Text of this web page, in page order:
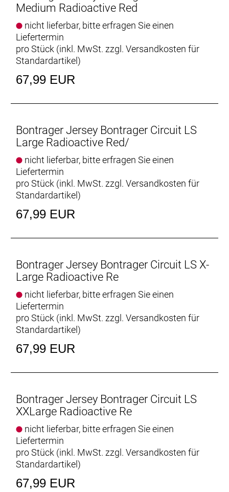
Medium Radioactive Red
nicht lieferbar, bitte erfragen Sie einen
Liefertermin
pro Stück (inkl. MwSt. zzgl. Versandkosten für
Standardartikel)
67,99 EUR
Bontrager Jersey Bontrager Circuit LS
Large Radioactive Red/
nicht lieferbar, bitte erfragen Sie einen
Liefertermin
pro Stück (inkl. MwSt. zzgl. Versandkosten für
Standardartikel)
67,99 EUR
Bontrager Jersey Bontrager Circuit LS X-
Large Radioactive Re
nicht lieferbar, bitte erfragen Sie einen
Liefertermin
pro Stück (inkl. MwSt. zzgl. Versandkosten für
Standardartikel)
67,99 EUR
Bontrager Jersey Bontrager Circuit LS
XXLarge Radioactive Re
nicht lieferbar, bitte erfragen Sie einen
Liefertermin
pro Stück (inkl. MwSt. zzgl. Versandkosten für
Standardartikel)
67,99 EUR